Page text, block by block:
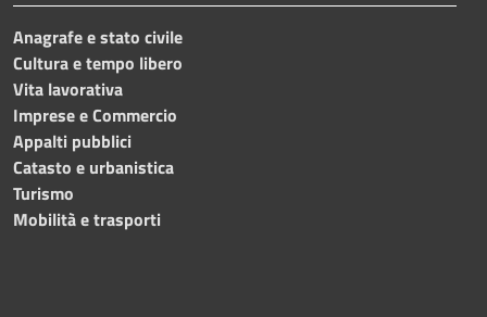
Anagrafe e stato civile
Cultura e tempo libero
Vita lavorativa
Imprese e Commercio
Appalti pubblici
Catasto e urbanistica
Turismo
Mobilità e trasporti